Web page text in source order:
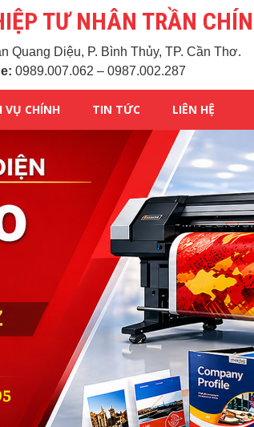
TƯ NHÂN TRẦN
Quang Diệu, P. Bình Thủy, TP. Cần Thơ.
0989.007.062 – 0987.002.287
VỤ CHÍNH TIN TỨC LIÊN HỆ